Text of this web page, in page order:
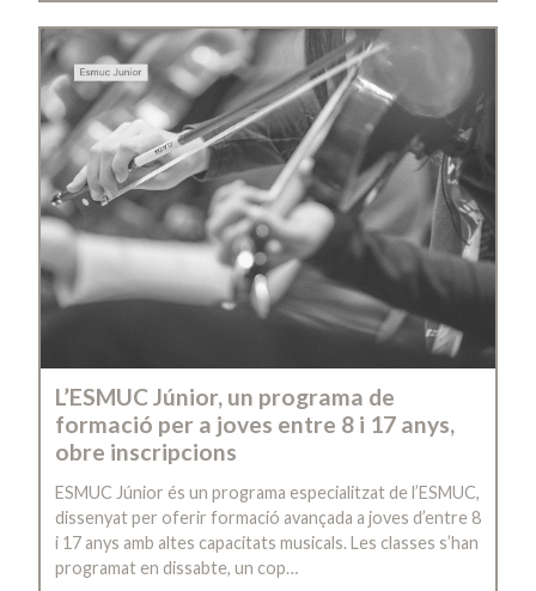
L’ESMUC Júnior, un programa de
formació per a joves entre 8 i 17 anys,
obre inscripcions
ESMUC Júnior és un programa especialitzat de l’ESMUC,
dissenyat per oferir formació avançada a joves d’entre 8
i 17 anys amb altes capacitats musicals. Les classes s’han
programat en dissabte, un cop…